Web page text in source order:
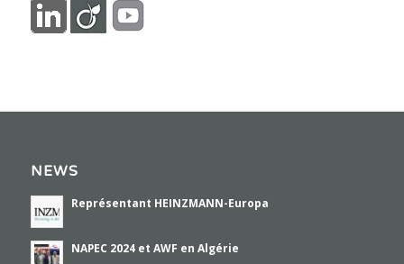
NEWS
Représentant HEINZMANN-Europa
NAPEC 2024 et AWF en Algérie